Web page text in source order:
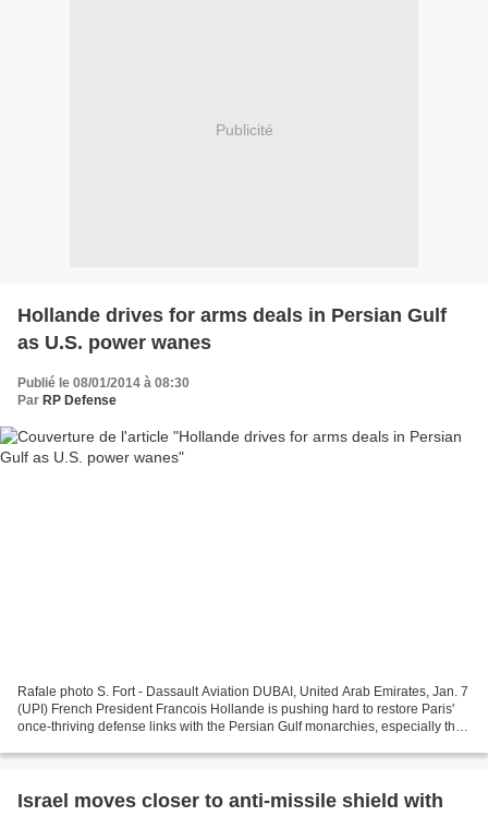
Publicité
Hollande drives for arms deals in Persian Gulf
as U.S. power wanes
Publié le 08/01/2014 à 08:30
Par RP Defense
Rafale photo S. Fort - Dassault Aviation DUBAI, United Arab Emirates, Jan. 7
(UPI) French President Francois Hollande is pushing hard to restore Paris'
once-thriving defense links with the Persian Gulf monarchies, especially the
Israel moves closer to anti-missile shield with